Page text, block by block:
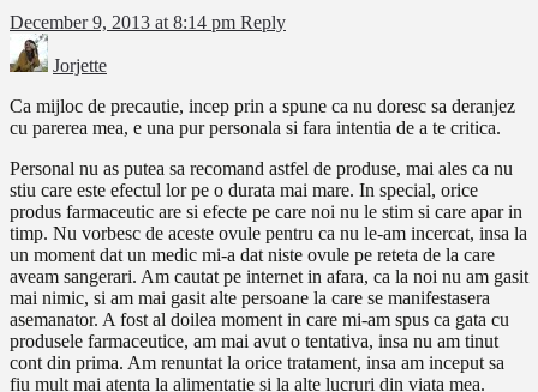
December 9, 2013 at 8:14 pm Reply
Jorjette
Ca mijloc de precautie, incep prin a spune ca nu doresc sa deranjez
cu parerea mea, e una pur personala si fara intentia de a te critica.
Personal nu as putea sa recomand astfel de produse, mai ales ca nu
stiu care este efectul lor pe o durata mai mare. In special, orice
produs farmaceutic are si efecte pe care noi nu le stim si care apar in
timp. Nu vorbesc de aceste ovule pentru ca nu le-am incercat, insa la
un moment dat un medic mi-a dat niste ovule pe reteta de la care
aveam sangerari. Am cautat pe internet in afara, ca la noi nu am gasit
mai nimic, si am mai gasit alte persoane la care se manifestasera
asemanator. A fost al doilea moment in care mi-am spus ca gata cu
produsele farmaceutice, am mai avut o tentativa, insa nu am tinut
cont din prima. Am renuntat la orice tratament, insa am inceput sa
fiu mult mai atenta la alimentatie si la alte lucruri din viata mea.